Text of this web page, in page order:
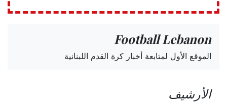
Football Lebanon
الموقع الأول لمتابعة أخبار كرة القدم اللبنانية
الأرشيف